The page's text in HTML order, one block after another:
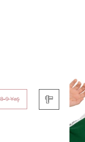
8-9 Yaş